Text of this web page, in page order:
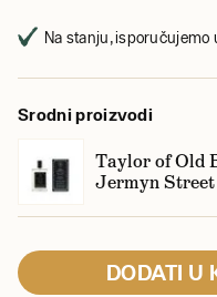
Na stanju, isporučujemo
Srodni proizvodi
Taylor of Old
Jermyn
DODATI U